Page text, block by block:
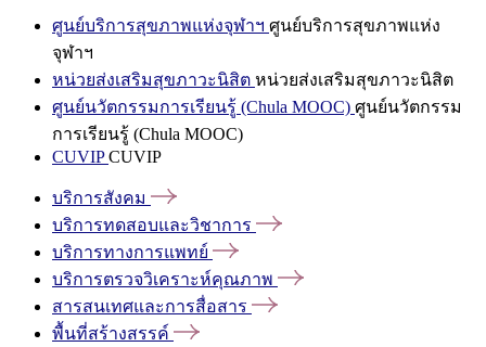
ศูนย์บริการสุขภาพแห่งจุฬาฯ ศูนย์บริการสุขภาพแห่ง
จุฬาฯ
หน่วยส่งเสริมสุขภาวะนิสิต หน่วยส่งเสริมสุขภาวะนิสิต
ศูนย์นวัตกรรมการเรียนรู้ (Chula MOOC) ศูนย์นวัตกรรม
การเรียนรู้ (Chula MOOC)
CUVIPCUVIP
บริการสังคม
บริการทดสอบและวิชาการ
บริการทางการแพทย์
บริการตรวจวิเคราะห์คุณภาพ
สารสนเทศและการสื่อสาร
พื้นที่สร้างสรรค์